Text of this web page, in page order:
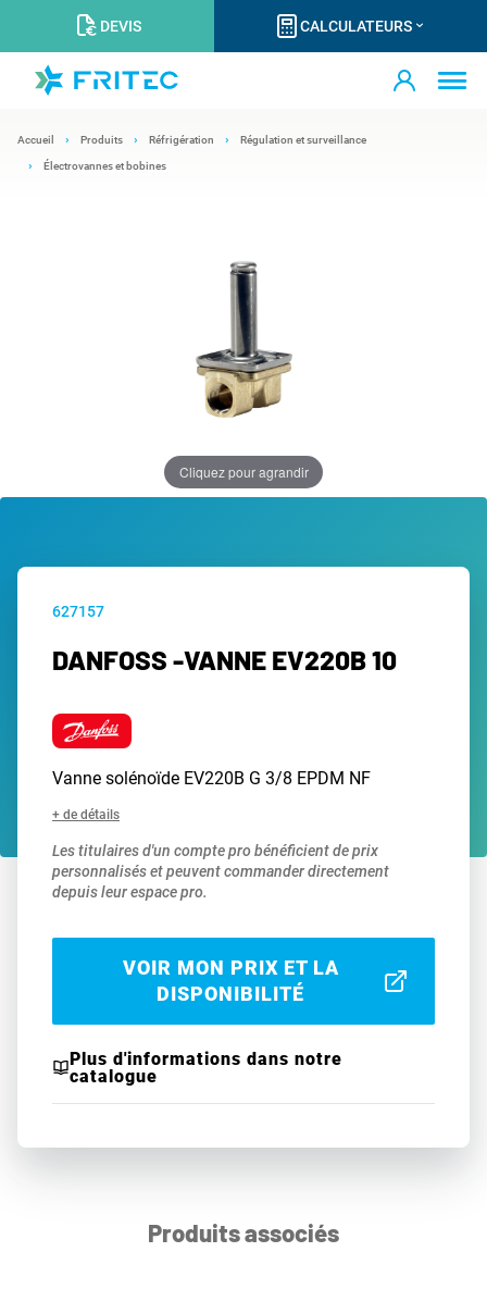
DEVIS CALCULATEURS
Accueil Produits Réfrigération Régulation et surveillance
Électrovannes et bobines
Cliquez pour agrandir
627157
DANFOSS -VANNE EV220B 10
Vanne solénoïde EV220B G 3/8 EPDM NF
+ de détails
Les titulaires d'un compte pro bénéficient de prix
personnalisés et peuvent commander directement
depuis leur espace pro.
VOIR MON PRIX ET LA
DISPONIBILITÉ
Plus d'informations dans notre
catalogue
Produits associés